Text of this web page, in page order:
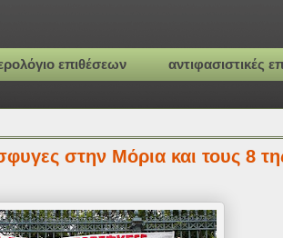
επιθέσεων αντιφασιστικές
στην Μόρια και τους 8